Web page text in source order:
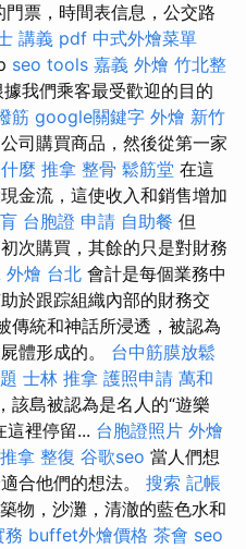
票，時間表信息，公交路
講義 pdf 中式外燴菜單
seo tools 嘉義 外燴 竹北整
我們乘客最受歡迎的目的
筋 google關鍵字 外燴 新竹
司購買商品，然後從第一家
麼 推拿 整骨 鬆筋堂 在這
金流，這使收入和銷售增加
台胞證 申請 自助餐 但
次購買，其餘的只是對財務
外燴 台北 會計是每個業務中
於跟踪組織內部的財務交
統和神話所浸透，被認為
體形成的。 台中筋膜放鬆
士林 推拿 護照申請 萬和
該島被認為是名人的“遊樂
這裡停留... 台胞證照片 外燴
推拿 整復 谷歌seo 當人們想
合他們的想法。 搜索 記帳
物，沙灘，清澈的藍色水和
務 buffet外燴價格 茶會 seo